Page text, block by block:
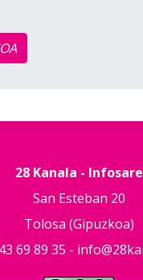
28 Kanala - Infosare
San Esteban 20
Tolosa (Gipuzkoa)
69 89 35 -